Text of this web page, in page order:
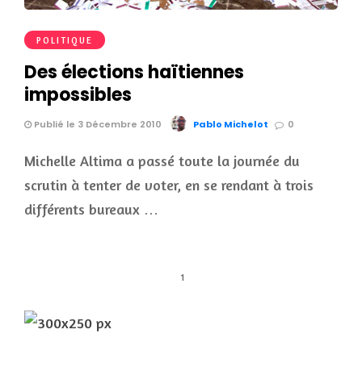
POLITIQUE
Des élections haïtiennes
impossibles
Publié le 3 Décembre 2010 Pablo Michelot 0
Michelle Altima a passé toute la journée du
scrutin à tenter de voter, en se rendant à trois
différents bureaux …
1